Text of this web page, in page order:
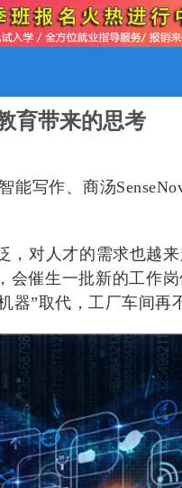
育带来的思考
能写作、商汤
对人才的需求也越
催生一批新的工作
”取代，工厂车间再